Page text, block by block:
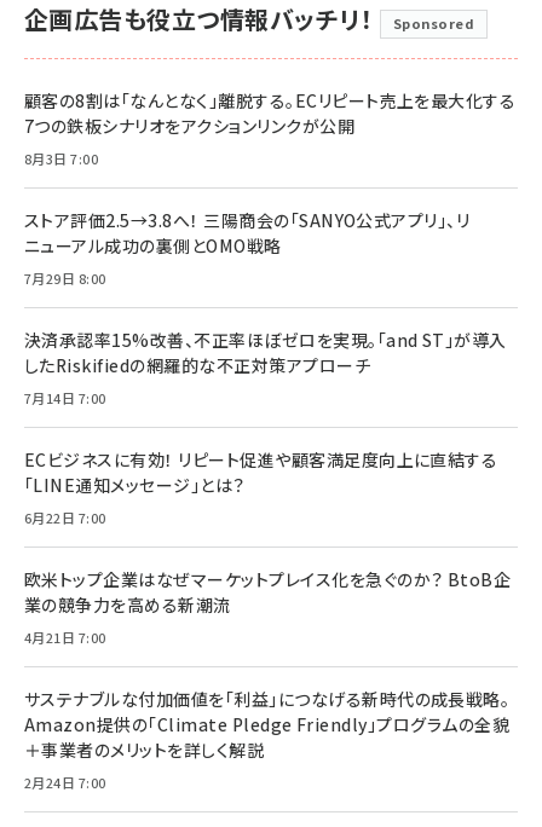
企画広告も役立つ情報バッチリ！ Sponsored
顧客の8割は「なんとなく」離脱する。ECリピート売上を最大化する
7つの鉄板シナリオをアクションリンクが公開
8月3日 7:00
ストア評価2.5→3.8へ！ 三陽商会の「SANYO公式アプリ」、リ
ニューアル成功の裏側とOMO戦略
7月29日 8:00
決済承認率15%改善、不正率ほぼゼロを実現。「and ST」が導入
したRiskifiedの網羅的な不正対策アプローチ
7月14日 7:00
ECビジネスに有効！ リピート促進や顧客満足度向上に直結する
「LINE通知メッセージ」とは？
6月22日 7:00
欧米トップ企業はなぜマーケットプレイス化を急ぐのか？ BtoB企
業の競争力を高める新潮流
4月21日 7:00
サステナブルな付加価値を「利益」につなげる新時代の成長戦略。
Amazon提供の「Climate Pledge Friendly」プログラムの全貌
＋事業者のメリットを詳しく解説
2月24日 7:00